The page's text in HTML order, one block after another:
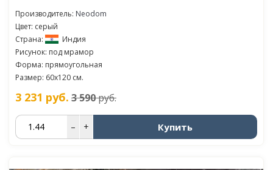
Производитель: Neodom
Цвет: серый
Страна:
Индия
Рисунок: под мрамор
Форма: прямоугольная
Размер: 60x120 см.
3 231 руб. 3 590руб.
– + Купить